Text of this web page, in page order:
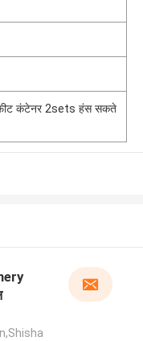
कंटेनर 2sets हंस सकते